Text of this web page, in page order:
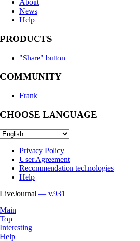
About
News
Help
PRODUCTS
"Share" button
COMMUNITY
Frank
CHOOSE LANGUAGE
Privacy Policy
User Agreement
Recommendation technologies
Help
LiveJournal — v.931
Main
Top
Interesting
Help